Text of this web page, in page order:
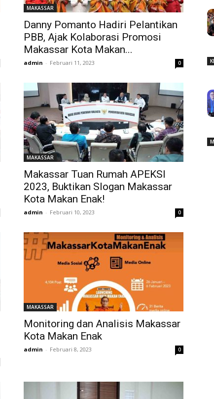
MAKASSAR
Danny Pomanto Hadiri Pelantikan
PBB, Ajak Kolaborasi Promosi
Makassar Kota Makan...
admin - Februari 11, 2023 0
MAKASSAR
Makassar Tuan Rumah APEKSI
2023, Buktikan Slogan Makassar
Kota Makan Enak!
admin - Februari 10, 2023 0
MAKASSAR
Monitoring dan Analisis Makassar
Kota Makan Enak
admin - Februari 8, 2023 0